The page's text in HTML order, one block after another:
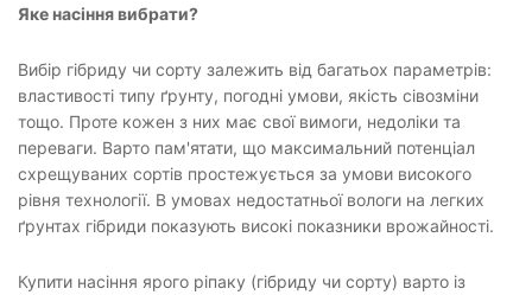
Яке насіння вибрати?
Вибір гібриду чи сорту залежить від багатьох параметрів:
властивості типу ґрунту, погодні умови, якість сівозміни
тощо. Проте кожен з них має свої вимоги, недоліки та
переваги. Варто пам'ятати, що максимальний потенціал
схрещуваних сортів простежується за умови високого
рівня технології. В умовах недостатньої вологи на легких
ґрунтах гібриди показують високі показники врожайності.
Купити насіння ярого ріпаку (гібриду чи сорту) варто із